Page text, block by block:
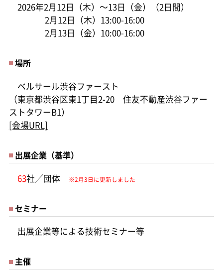
2026年2月12日（木）～13日（金）（2日間）
2月12日（木）13:00-16:00
2月13日（金）10:00-16:00
場所
ベルサール渋谷ファースト
（東京都渋谷区東1丁目2-20 住友不動産渋谷ファー
ストタワーB1）
[会場URL]
出展企業（基準）
63社／団体 ※2月3日に更新しました
セミナー
出展企業等による技術セミナー等
主催